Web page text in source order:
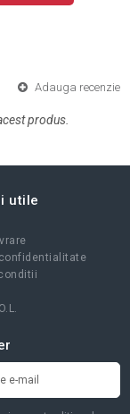
Adauga recenzie
produs.
utile